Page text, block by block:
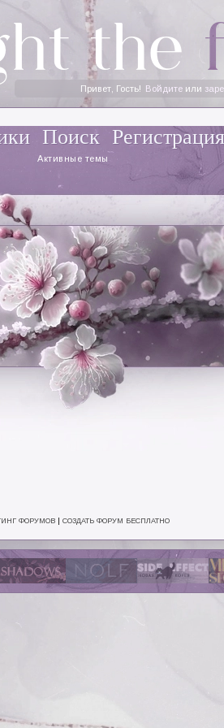
the
Поиск Регистрация
Активные темы
Привет, Гость! Войдите или
ФОРУМОВ СОЗДАТЬ ФОРУМ БЕСПЛАТНО